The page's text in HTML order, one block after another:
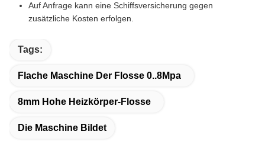
Auf Anfrage kann eine Schiffsversicherung gegen
zusätzliche Kosten erfolgen.
Tags:
Flache Maschine Der Flosse 0..8Mpa
8mm Hohe Heizkörper-Flosse
Die Maschine Bildet